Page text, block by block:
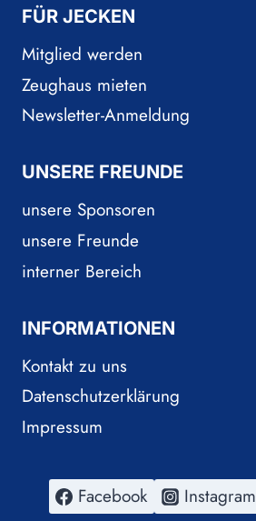
FÜR JECKEN
Mitglied werden
Zeughaus mieten
Newsletter-Anmeldung
UNSERE FREUNDE
unsere Sponsoren
unsere Freunde
interner Bereich
INFORMATIONEN
Kontakt zu uns
Datenschutzerklärung
Impressum
Facebook Instagram